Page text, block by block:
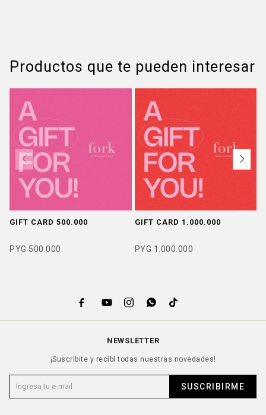
Productos que te pueden interesar
GIFT CARD 500.000
PYG 500.000
GIFT CARD 1.000.000
PYG 1.000.000
    
NEWSLETTER
¡Suscribite y recibí todas nuestras novedades!
SUSCRIBIRME